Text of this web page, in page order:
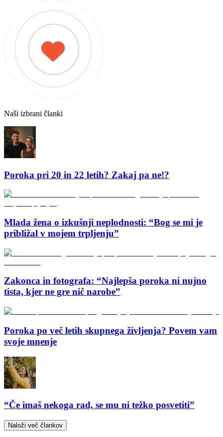
Naši izbrani članki
Poroka pri 20 in 22 letih? Zakaj pa ne!?
Mlada žena o izkušnji neplodnosti: “Bog se mi je
približal v mojem trpljenju”
Zakonca in fotografa: “Najlepša poroka ni nujno
tista, kjer ne gre nič narobe”
Poroka po več letih skupnega življenja? Povem vam
svoje mnenje
“Če imaš nekoga rad, se mu ni težko posvetiti”
Naloži več člankov